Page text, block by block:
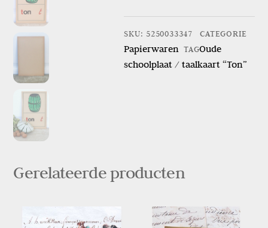
taalkaart
“Ton”
aantal
SKU:5250033347 CATEGORIE
Papierwaren TAGOude
schoolplaat / taalkaart “Ton”
Gerelateerde producten